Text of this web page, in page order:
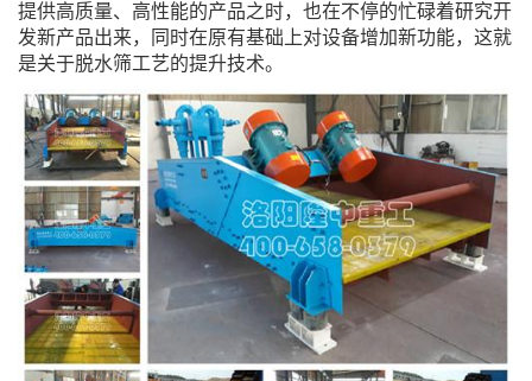
提供高质量、高性能的产品之时，也在不停的忙碌着研究开
发新产品出来，同时在原有基础上对设备增加新功能，这就
是关于脱水筛工艺的提升技术。